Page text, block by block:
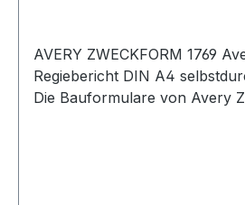
AVERY ZWECKFORM 1769
Regiebericht DIN A4
Die Bauformulare von Avery